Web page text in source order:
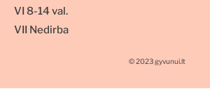
VI 8-14 val.
VII Nedirba
© 2023 gyvunui.lt